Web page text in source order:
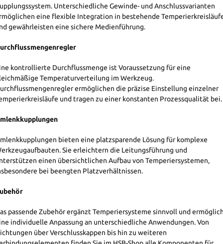
Unterschiedliche Gewinde- und Anschlussvarianten
eine flexible Integration in bestehende
gewährleisten eine sichere Medienführung.
kontrollierte Durchflussmenge ist Voraussetzung für eine
Temperaturverteilung im Werkzeug.
ermöglichen die präzise Einstellung einzelner
und tragen zu einer konstanten Prozessqualität bei.
bieten eine platzsparende Lösung für komplexe
Sie erleichtern die Leitungsführung und
einen übersichtlichen Aufbau von Temperiersystemen,
bei beengten Platzverhältnissen.
passende Zubehör ergänzt Temperiersysteme sinnvoll und
individuelle Anpassung an unterschiedliche Anwendungen. Von
über Verschlusskappen bis hin zu weiteren